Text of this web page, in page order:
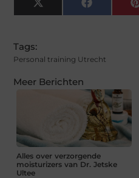
X
(Twitter)
Facebook
Tags:
Personal training Utrecht
Meer Berichten
Alles over verzorgende
moisturizers van Dr. Jetske
Ultee